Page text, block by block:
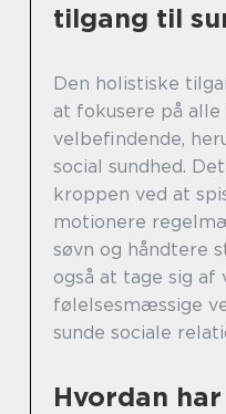
tilgang til
Den holistiske
at fokusere på
velbefindende,
social sundhed.
kroppen ved at
motionere
søvn og håndtere
også at tage sig af
følelsesmæssige
sunde sociale
Hvordan